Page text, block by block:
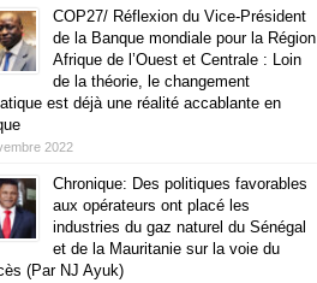
COP27/ Réflexion du Vice-Président
de la Banque mondiale pour la Région
Afrique de l’Ouest et Centrale : Loin
de la théorie, le changement
est déjà une réalité accablante en
2022
Chronique: Des politiques favorables
aux opérateurs ont placé les
industries du gaz naturel du Sénégal
et de la Mauritanie sur la voie du
(Par NJ Ayuk)